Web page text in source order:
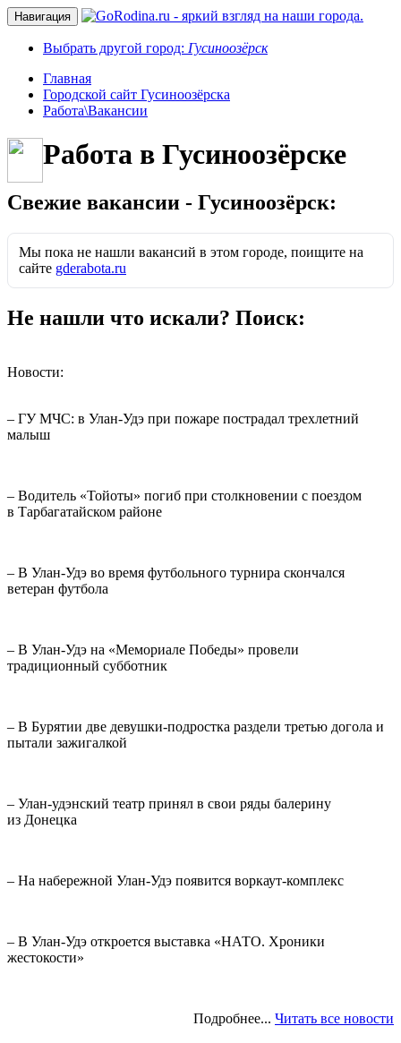
Навигация
Выбрать другой город: Гусиноозёрск
Главная
Городской сайт Гусиноозёрска
Работа\Вакансии
Работа в Гусиноозёрске
Свежие вакансии - Гусиноозёрск:
Мы пока не нашли вакансий в этом городе, поищите на
сайте gderabota.ru
Не нашли что искали? Поиск:
Новости:
– ГУ МЧС: в Улан-Удэ при пожаре пострадал трехлетний
малыш
– Водитель «Тойоты» погиб при столкновении с поездом
в Тарбагатайском районе
– В Улан-Удэ во время футбольного турнира скончался
ветеран футбола
– В Улан-Удэ на «Мемориале Победы» провели
традиционный субботник
– В Бурятии две девушки-подростка раздели третью догола и
пытали зажигалкой
– Улан-удэнский театр принял в свои ряды балерину
из Донецка
– На набережной Улан-Удэ появится воркаут-комплекс
– В Улан-Удэ откроется выставка «НАТО. Хроники
жестокости»
Подробнее... Читать все новости